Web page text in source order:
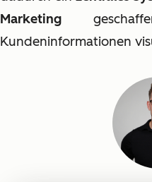
Marketing
Kundeninformationen